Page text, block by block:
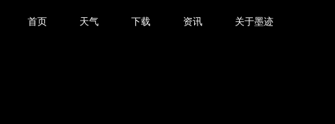
首页 天气 下载 资讯 关于墨迹